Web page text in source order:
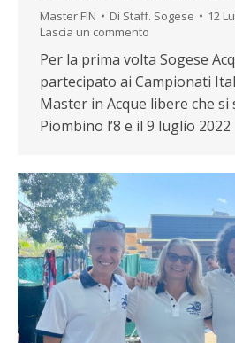
Master FIN Di Staff. Sogese
12
Lascia un commento
Per la prima volta Sogese
partecipato ai Campionati
Master in Acque libere che si
Piombino l’8 e il 9 luglio 2022